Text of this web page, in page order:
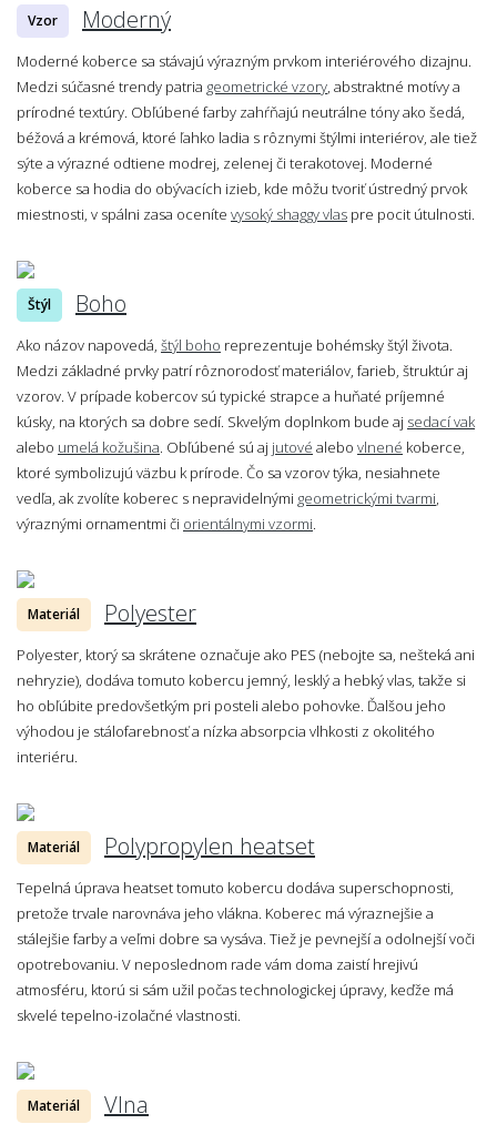
Vzor Moderný
Moderné koberce sa stávajú výrazným prvkom interiérového dizajnu.
Medzi súčasné trendy patria geometrické vzory , abstraktné motívy a
prírodné textúry. Obľúbené farby zahŕňajú neutrálne tóny ako šedá,
béžová a krémová, ktoré ľahko ladia s rôznymi štýlmi interiérov, ale tiež
sýte a výrazné odtiene modrej, zelenej či terakotovej. Moderné
koberce sa hodia do obývacích izieb, kde môžu tvoriť ústredný prvok
miestnosti, v spálni zasa oceníte vysoký shaggy vlas pre pocit útulnosti.
Štýl Boho
Ako názov napovedá, štýl boho reprezentuje bohémsky štýl života.
Medzi základné prvky patrí rôznorodosť materiálov, farieb, štruktúr aj
vzorov. V prípade kobercov sú typické strapce a huňaté príjemné
kúsky, na ktorých sa dobre sedí. Skvelým doplnkom bude aj sedací vak
alebo umelá kožušina . Obľúbené sú aj jutové alebo vlnené koberce,
ktoré symbolizujú väzbu k prírode. Čo sa vzorov týka, nesiahnete
vedľa, ak zvolíte koberec s nepravidelnými geometrickými tvarmi
výraznými ornamentmi či orientálnymi vzormi
Materiál Polyester
Polyester, ktorý sa skrátene označuje ako PES (nebojte sa, nešteká ani
nehryzie), dodáva tomuto kobercu jemný, lesklý a hebký vlas, takže si
ho obľúbite predovšetkým pri posteli alebo pohovke. Ďalšou jeho
výhodou je stálofarebnosť a nízka absorpcia vlhkosti z okolitého
interiéru.
Materiál Polypropylen heatset
Tepelná úprava heatset tomuto kobercu dodáva superschopnosti,
pretože trvale narovnáva jeho vlákna. Koberec má výraznejšie a
stálejšie farby a veľmi dobre sa vysáva. Tiež je pevnejší a odolnejší voči
opotrebovaniu. V neposlednom rade vám doma zaistí hrejivú
atmosféru, ktorú si sám užil počas technologickej úpravy, keďže má
skvelé tepelno-izolačné vlastnosti.
Materiál Vlna